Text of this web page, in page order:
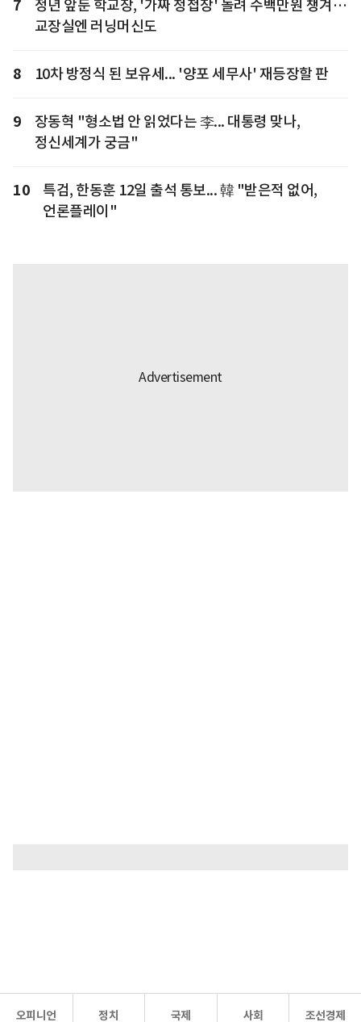
7
정년 앞둔 학교장, '가짜 청첩장' 돌려 수백만원 챙겨…
교장실엔 러닝머신도
8 10차 방정식 된 보유세... '양포 세무사' 재등장할 판
9
장동혁 "형소법 안 읽었다는 李... 대통령 맞나,
정신세계가 궁금"
10
특검, 한동훈 12일 출석 통보... 韓 "받은적 없어,
언론플레이"
오피니언 정치 국제 사회 조선경제